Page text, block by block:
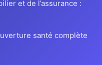
et de l’assurance :
santé complète